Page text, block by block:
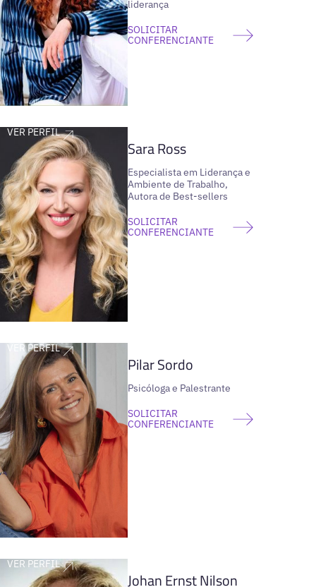
liderança
SOLICITAR
CONFERENCIANTE
VER PERFIL
Sara Ross
Especialista em Liderança e
Ambiente de Trabalho,
Autora de Best-sellers
SOLICITAR
CONFERENCIANTE
VER PERFIL
Pilar Sordo
Psicóloga e Palestrante
SOLICITAR
CONFERENCIANTE
VER PERFIL
Johan Ernst Nilson